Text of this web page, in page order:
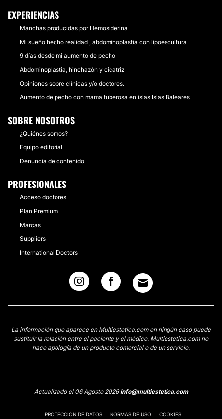
EXPERIENCIAS
Manchas producidas por Hemosiderina
Mi sueño hecho realidad , abdominoplastia con lipoescultura
9 días desde mi aumento de pecho
Abdominoplastia, hinchazón y cicatriz
Opiniones sobre clínicas y/o doctores.
Aumento de pecho con mama tuberosa en islas Islas Baleares
SOBRE NOSOTROS
¿Quiénes somos?
Equipo editorial
Denuncia de contenido
PROFESIONALES
Acceso doctores
Plan Premium
Marcas
Suppliers
International Doctors
La información que aparece en Multiestetica.com en ningún caso puede
sustituir la relación entre el paciente y el médico. Multiestetica.com no
hace apología de un producto comercial o de un servicio.
Actualizado el 06 Agosto 2026info@multiestetica.com
PROTECCIÓN DE DATOS NORMAS DE USO COOKIES